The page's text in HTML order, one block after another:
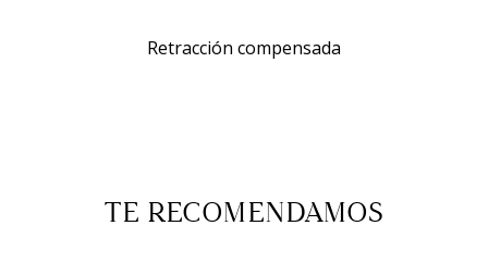
Retracción compensada
TE RECOMENDAMOS